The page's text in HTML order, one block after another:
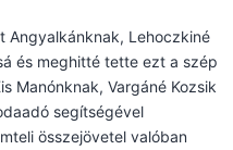
Angyalkánknak, Lehoczkiné
és meghitté tette ezt a szép
Manónknak, Vargáné Kozsik
segítségével
összejövetel valóban